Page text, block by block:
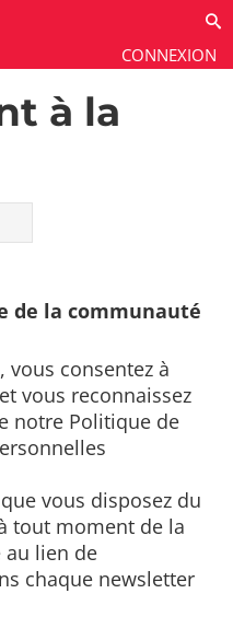
CONNEXION
de contenus
à la
de la communauté
vous consentez à
vous reconnaissez
notre Politique de
vous disposez du
tout moment de la
au lien de
chaque newsletter